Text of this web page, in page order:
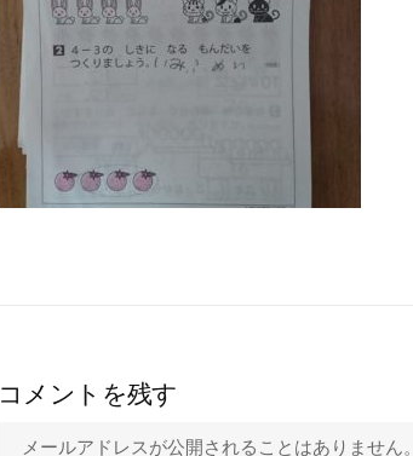
コメントを残す
メールアドレスが公開されることはありません。